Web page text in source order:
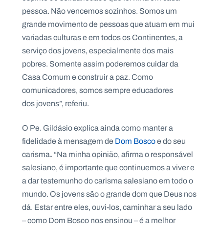
pessoa. Não vencemos sozinhos. Somos um
grande movimento de pessoas que atuam em mui
variadas culturas e em todos os Continentes, a
serviço dos jovens, especialmente dos mais
pobres. Somente assim poderemos cuidar da
Casa Comum e construir a paz. Como
comunicadores, somos sempre educadores
dos jovens”, referiu.
O Pe. Gildásio explica ainda como manter a
fidelidade à mensagem de Dom Boscoe do seu
carisma. “Na minha opinião, afirma o responsável
salesiano, é importante que continuemos a viver e
a dar testemunho do carisma salesiano em todo o
mundo. Os jovens são o grande dom que Deus nos
dá. Estar entre eles, ouvi-los, caminhar a seu lado
– como Dom Bosco nos ensinou – é a melhor
o
N
w
s
l
e
e